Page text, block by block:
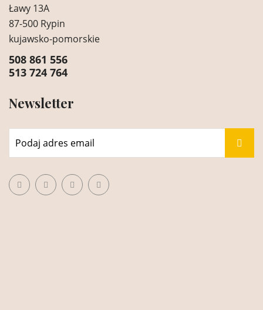
Ławy 13A
87-500 Rypin
kujawsko-pomorskie
508 861 556
513 724 764
Newsletter